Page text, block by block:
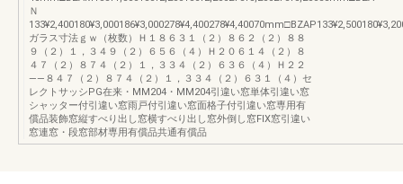
Ｎ
ガラス寸法ｇｗ（枚数）Ｈ１８６３１（２）８６２（２）８８
９（２）１，３４９（２）６５６（４）Ｈ２０６１４（２）８
４７（２）８７４（２）１，３３４（２）６３６（４）Ｈ２２
――８４７（２）８７４（２）１，３３４（２）６３１（４）セ
レクトサッシPG在来・MM204・MM204引違い窓単体引違い窓
シャッター付引違い窓雨戸付引違い窓面格子付引違い窓専用有
償品装飾窓縦すべり出し窓横すべり出し窓外倒し窓FIX窓引違い
窓連窓・段窓部材専用有償品共通有償品